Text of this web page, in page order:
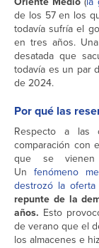
de los 57 en los
todavía sufría el
en tres años.
desatada que
todavía es un par
de 2024.
Por qué las
Respecto a las
comparación con
que se vienen
Un fenómeno
destrozó la oferta
repunte de la
años. Esto
de verano que el
los almacenes e